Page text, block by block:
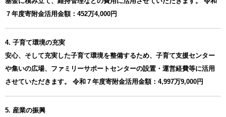
７年度寄附金活用金額：452万4,000円
4. 子育て環境の充実
安心、そして充実した子育て環境を整備するため、子育て支援センター
や集いの広場、ファミリーサポートセンターの設置・運営経費等に活用
させていただきます。 令和７年度寄附金活用金額：4,997万9,000円
5. 産業の振興